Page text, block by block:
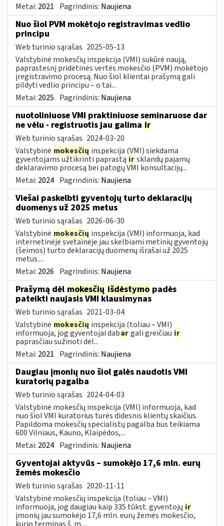
Metai: 2021 Pagrindinis: Naujiena
Nuo šiol PVM mokėtojo registravimas vedlio
principu
Web turinio sąrašas 2025-05-13
Valstybinė mokesčių inspekcija (VMI) sukūrė naują,
paprastesnį pridėtinės vertės mokesčio (PVM) mokėtojo
įregistravimo procesą. Nuo šiol klientai prašymą gali
pildyti vedlio principu – o tai...
Metai: 2025 Pagrindinis: Naujiena
nuotoliniuose VMI praktiniuose seminaruose dar
ne vėlu - registruotis jau galima ir
Web turinio sąrašas 2024-03-20
Valstybinė mokesčių inspekcija (VMI) siekdama
gyventojams užtikrinti paprastą irsklandų pajamų
deklaravimo procesą bei patogų VMI konsultacijų...
Metai: 2024 Pagrindinis: Naujiena
Viešai paskelbti gyventojų turto deklaracijų
duomenys už 2025 metus
Web turinio sąrašas 2026-06-30
Valstybinė mokesčių inspekcija (VMI) informuoja, kad
internetinėje svetainėje jau skelbiami metinių gyventojų
(šeimos) turto deklaracijų duomenų išrašai už 2025
metus....
Metai: 2026 Pagrindinis: Naujiena
Prašymą dėl mokesčių išdėstymo padės
pateikti naujasis VMI klausimynas
Web turinio sąrašas 2021-03-04
Valstybinė mokesčių inspekcija (toliau – VMI)
informuoja, jog gyventojai dabargali greičiau ir
paprasčiau sužinoti dėl...
Metai: 2021 Pagrindinis: Naujiena
Daugiau įmonių nuo šiol galės naudotis VMI
kuratorių pagalba
Web turinio sąrašas 2024-04-03
Valstybinė mokesčių inspekcija (VMI) informuoja, kad
nuo šiol VMI kuratorius turės didesnis klientų skaičius.
Papildoma mokesčių specialistų pagalba bus teikiama
600 Vilniaus, Kauno, Klaipėdos,...
Metai: 2024 Pagrindinis: Naujiena
Gyventojai aktyvūs – sumokėjo 17,6 mln. eurų
žemės mokesčio
Web turinio sąrašas 2020-11-11
Valstybinė mokesčių inspekcija (toliau – VMI)
informuoja, jog daugiau kaip 335 tūkst. gyventojų ir
įmonių jau sumokėjo 17,6 mln. eurų žemės mokesčio,
kurio terminas š. m....